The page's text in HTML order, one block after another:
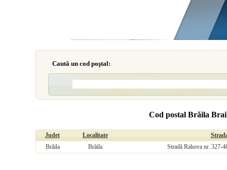
Caută un cod poştal:
Cod postal Brăila
Judet Localitate
Brăila
Brăila Stradă Rahova nr. 327-